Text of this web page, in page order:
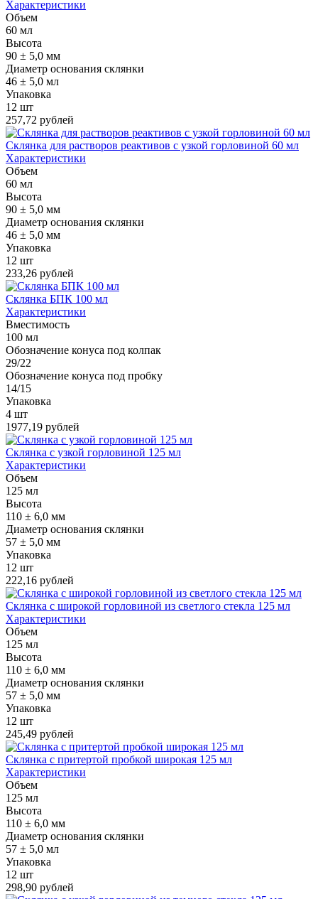
Характеристики
Объем
60 мл
Высота
90 ± 5,0 мм
Диаметр основания склянки
46 ± 5,0 мл
Упаковка
12 шт
257,72 рублей
Склянка для растворов реактивов с узкой горловиной 60 мл
Характеристики
Объем
60 мл
Высота
90 ± 5,0 мм
Диаметр основания склянки
46 ± 5,0 мм
Упаковка
12 шт
233,26 рублей
Склянка БПК 100 мл
Характеристики
Вместимость
100 мл
Обозначение конуса под колпак
29/22
Обозначение конуса под пробку
14/15
Упаковка
4 шт
1977,19 рублей
Склянка с узкой горловиной 125 мл
Характеристики
Объем
125 мл
Высота
110 ± 6,0 мм
Диаметр основания склянки
57 ± 5,0 мм
Упаковка
12 шт
222,16 рублей
Склянка с широкой горловиной из светлого стекла 125 мл
Характеристики
Объем
125 мл
Высота
110 ± 6,0 мм
Диаметр основания склянки
57 ± 5,0 мм
Упаковка
12 шт
245,49 рублей
Склянка с притертой пробкой широкая 125 мл
Характеристики
Объем
125 мл
Высота
110 ± 6,0 мм
Диаметр основания склянки
57 ± 5,0 мл
Упаковка
12 шт
298,90 рублей